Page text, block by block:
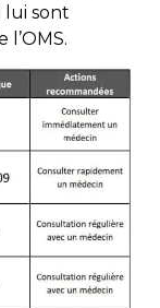
lui sont
l’OMS.